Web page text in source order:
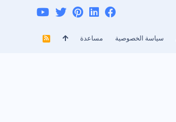
سياسة الخصوصية مساعدة
R